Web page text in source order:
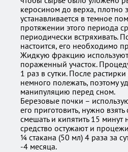
керосином до верха, плотно
устанавливается в темное
протяжении этого периода
периодически встряхивать.
настоится, его необходимо
Жидкую фракцию
пораженный участок.
1 раз в сутки. После
немного полежать, поэтому
манипуляцию перед сном.
Березовые почки –
его приготовить, нужно
смешать и кипятить 15 минут
средство остужают и
¼ стакана (50 мл) 4 раза за
-4 месяца.